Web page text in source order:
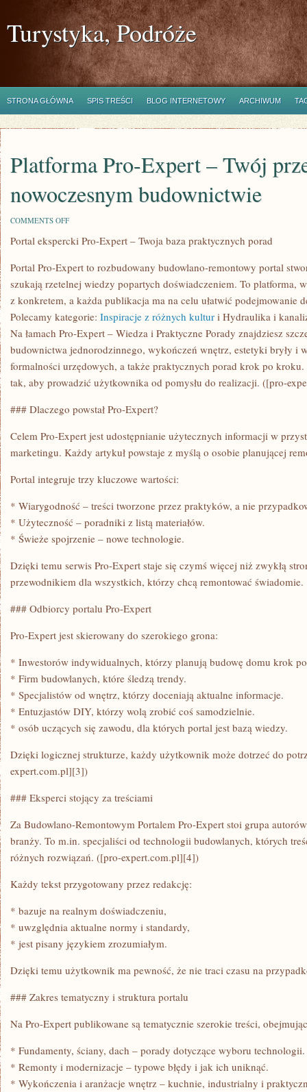
Turystyka, Podróże
STRONA GŁÓWNA SPIS TREŚCI BLOG INTERNETOWY ARCHIWUM
Platforma Pro-Expert – Twój
nowoczesnym budownictwie
COMMENTS OFFON
PRO-
TWÓJ
PRZEWODNIK
NOWOCZESNYM
BUDOWNICTWIE
Portal ekspercki Pro-Expert – Twoja baza praktycznych porad
Portal Pro-Expert to rozbudowany budowlano-remontowy portal
szukają rzetelnej wiedzy popartych doświadczeniem. To platforma,
z konkretem, a każda publikacja ma na celu ułatwić
Polecamy kategorie: Inspiracje z różnych kultur i Hydraulika i
Na łamach Pro-Expert – Wiedza i Praktyczne Porady znajdziesz
budownictwa jednorodzinnego, wykończeń wnętrz, estetyki bryły i
formalności urzędowych, a także praktycznych porad krok po kroku.
tak, aby prowadzić użytkownika od pomysłu do realizacji. ([pro-
### Dlaczego powstał Pro-Expert?
Celem Pro-Expert jest udostępnianie użytecznych informacji w
marketingu. Każdy artykuł powstaje z myślą o osobie planującej
Portal integruje trzy kluczowe wartości:
* Wiarygodność – treści tworzone przez praktyków, a nie
* Użyteczność – poradniki z listą materiałów.
* Świeże spojrzenie – nowe technologie.
Dzięki temu serwis Pro-Expert staje się czymś więcej niż zwykłą
przewodnikiem dla wszystkich, którzy chcą remontować świadomie.
### Odbiorcy portalu Pro-Expert
Pro-Expert jest skierowany do szerokiego grona:
* Inwestorów indywidualnych, którzy planują budowę domu krok
* Firm budowlanych, które śledzą trendy.
* Specjalistów od wnętrz, którzy doceniają aktualne informacje.
* Entuzjastów DIY, którzy wolą zrobić coś samodzielnie.
* osób uczących się zawodu, dla których portal jest bazą wiedzy.
Dzięki logicznej strukturze, każdy użytkownik może dotrzeć do
expert.com.pl][3])
### Eksperci stojący za treściami
Za Budowlano-Remontowym Portalem Pro-Expert stoi grupa
branży. To m.in. specjaliści od technologii budowlanych, których
różnych rozwiązań. ([pro-expert.com.pl][4])
Każdy tekst przygotowany przez redakcję:
* bazuje na realnym doświadczeniu,
* uwzględnia aktualne normy i standardy,
* jest pisany językiem zrozumiałym.
Dzięki temu użytkownik ma pewność, że nie traci czasu na
### Zakres tematyczny i struktura portalu
Na Pro-Expert publikowane są tematycznie szerokie treści,
* Fundamenty, ściany, dach – porady dotyczące wyboru technologii.
* Remonty i modernizacje – typowe błędy i jak ich uniknąć.
* Wykończenia i aranżacje wnętrz – kuchnie, industrialny i